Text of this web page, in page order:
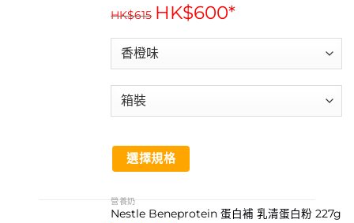
options
be
the
product
HK$615 HK$600*
選擇規格
product
has
營養奶
Nestle Beneprotein 蛋白補 乳清蛋白粉 227g